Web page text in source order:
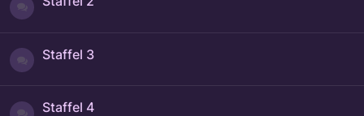
Staffel 3
Staffel 4